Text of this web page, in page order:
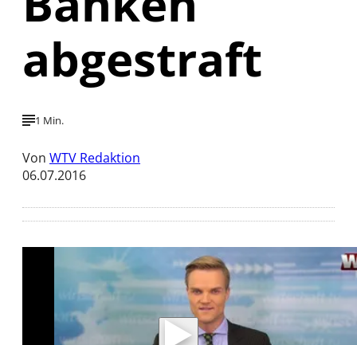
abgestraft
1 Min.
Von WTV Redaktion
06.07.2016
Mit der Wiedergabe dieses Videos werden
Daten an Youtube übertragen.